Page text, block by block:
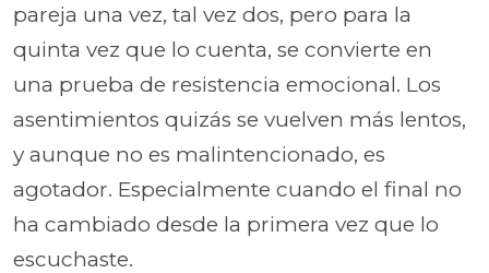
pareja una vez, tal vez dos, pero para la
quinta vez que lo cuenta, se convierte en
una prueba de resistencia emocional. Los
asentimientos quizás se vuelven más lentos,
y aunque no es malintencionado, es
agotador. Especialmente cuando el final no
ha cambiado desde la primera vez que lo
escuchaste.